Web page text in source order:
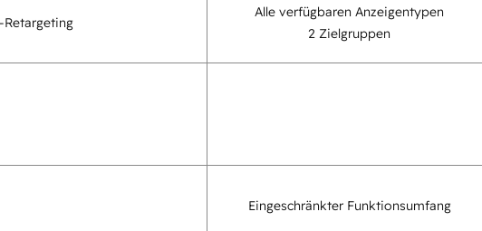
Retargeting
Alle verfügbaren Anzeigentypen
2 Zielgruppen
Eingeschränkter Funktionsumfang